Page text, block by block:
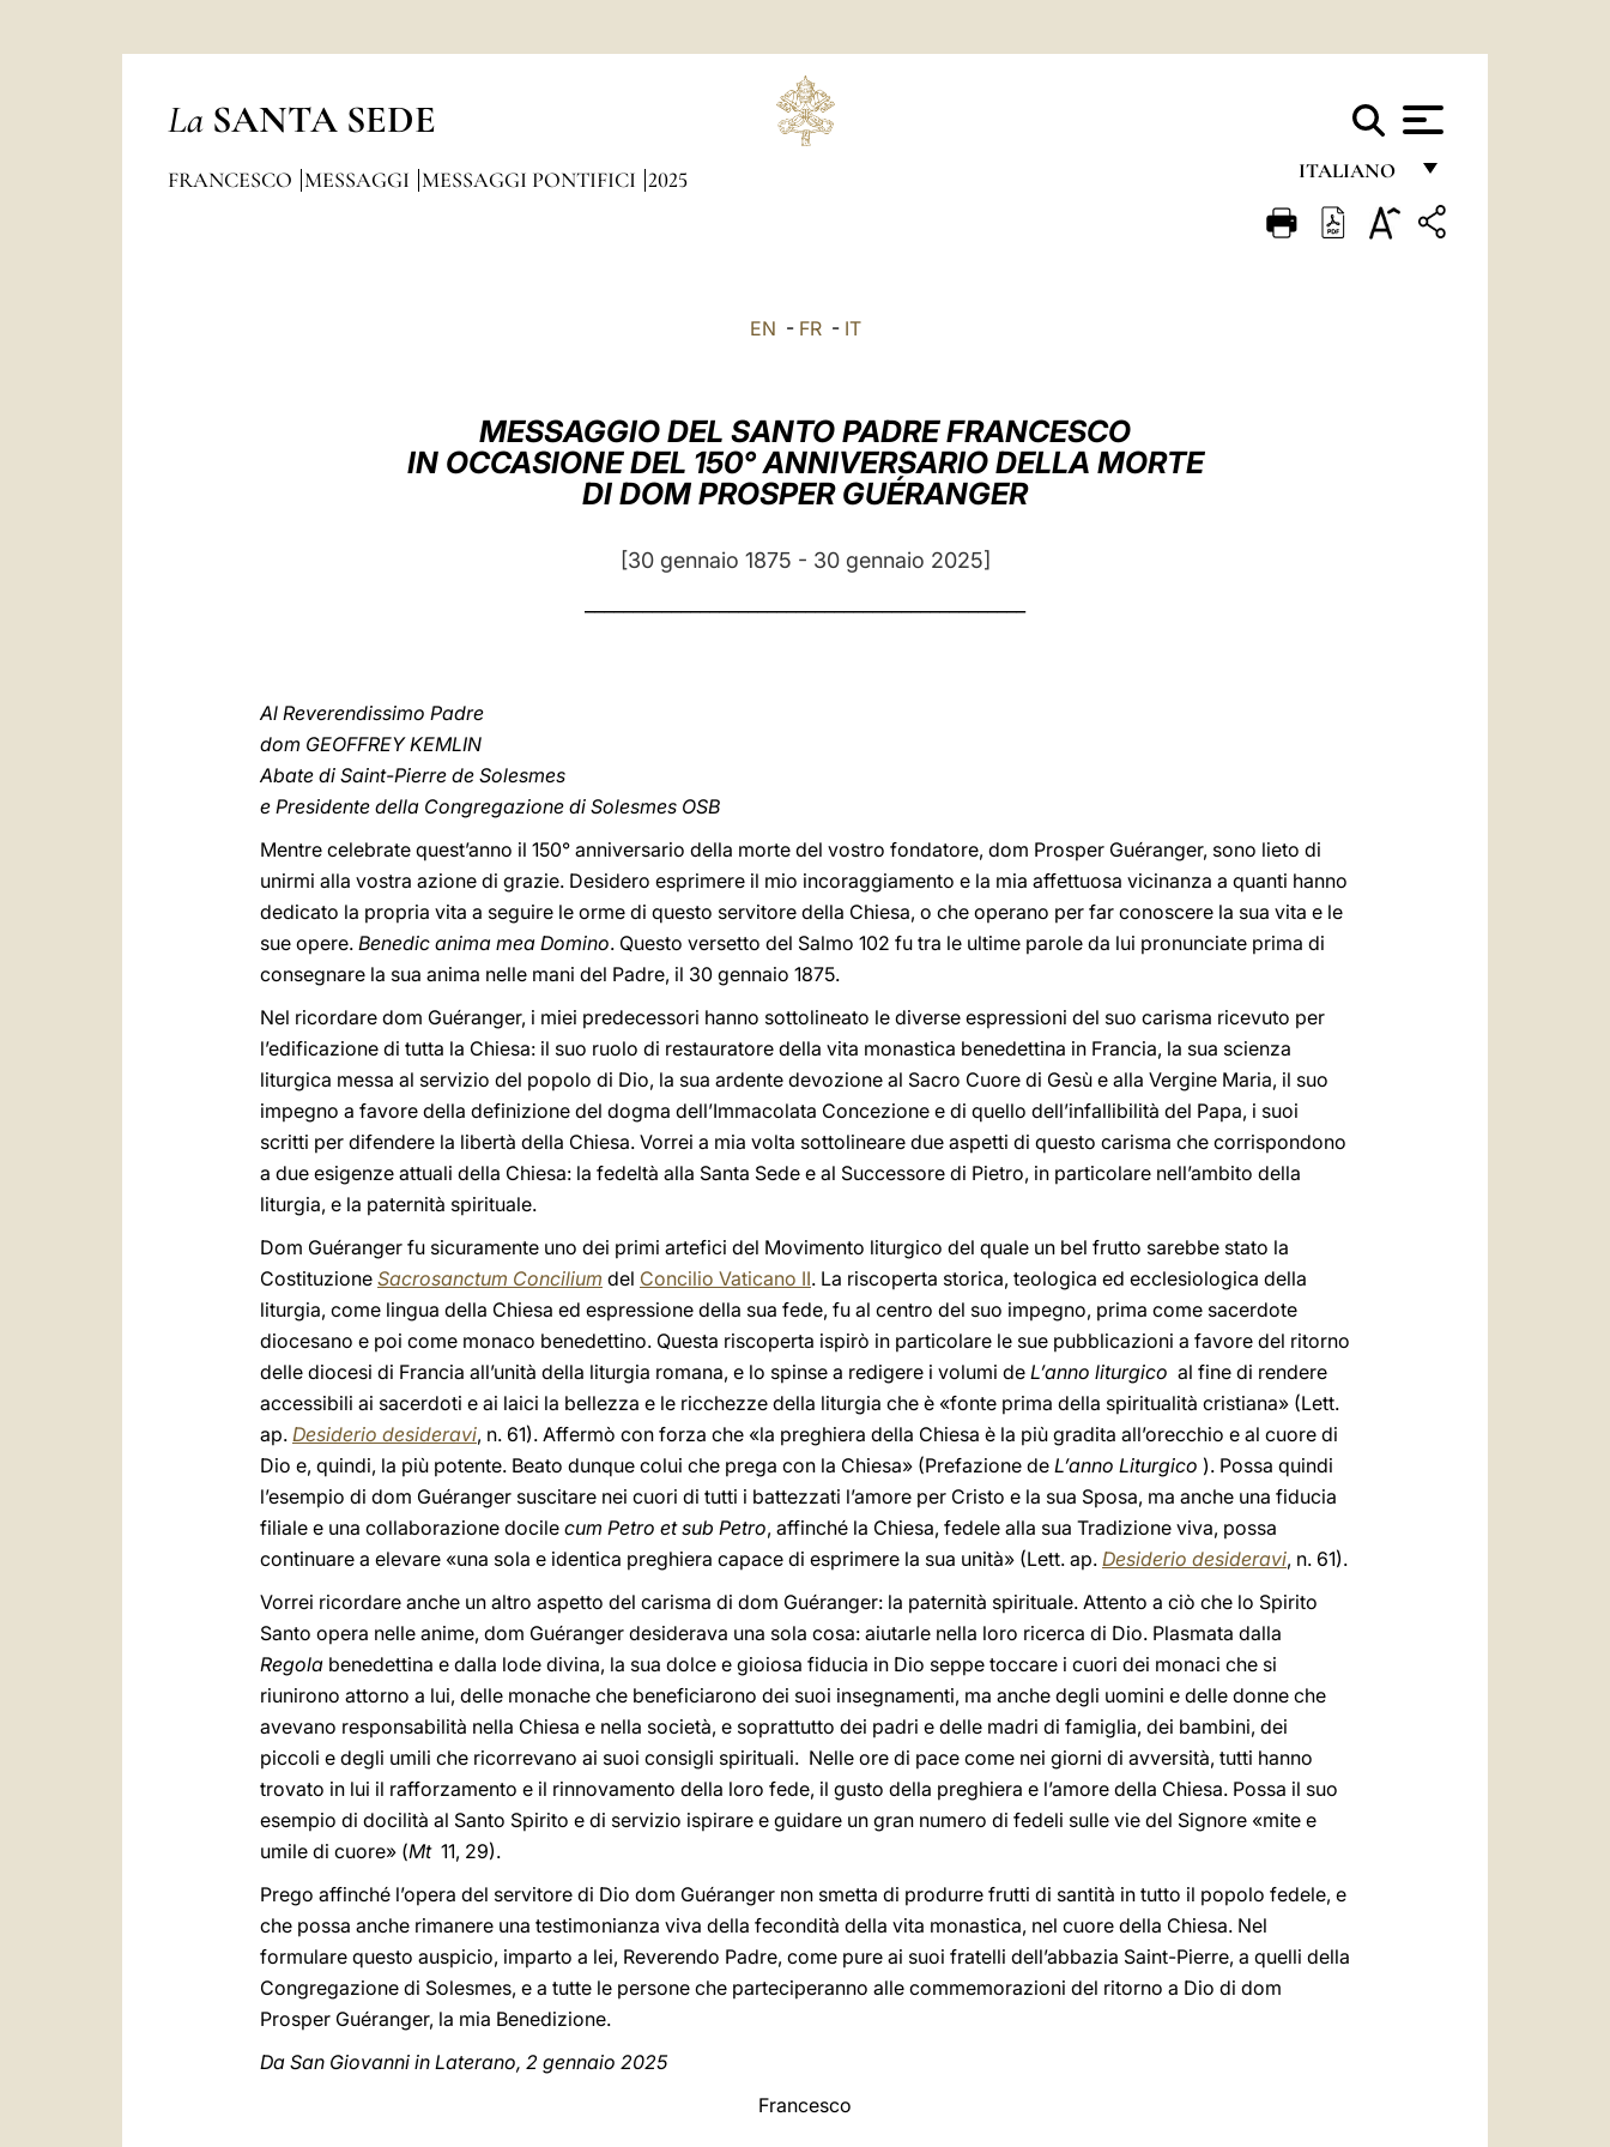
La SANTA SEDE
ITALIANO
FRANÇAIS
FRANCESCO MESSAGGI MESSAGGI PONTIFICI 2025
EN - FR- IT
MESSAGGIO DEL SANTO PADRE FRANCESCO
IN OCCASIONE DEL 150° ANNIVERSARIO DELLA MORTE
DI DOM PROSPER GUÉRANGER
[30 gennaio 1875 - 30 gennaio 2025]
Al Reverendissimo Padre
dom GEOFFREY KEMLIN
Abate di Saint-Pierre de Solesmes
e Presidente della Congregazione di Solesmes OSB
Mentre celebrate quest’anno il 150° anniversario della morte del vostro fondatore, dom Prosper Guéranger, sono lieto di
unirmi alla vostra azione di grazie. Desidero esprimere il mio incoraggiamento e la mia affettuosa vicinanza a quanti hanno
dedicato la propria vita a seguire le orme di questo servitore della Chiesa, o che operano per far conoscere la sua vita e le
sue opere. Benedic anima mea Domino. Questo versetto del Salmo 102 fu tra le ultime parole da lui pronunciate prima di
consegnare la sua anima nelle mani del Padre, il 30 gennaio 1875.
Nel ricordare dom Guéranger, i miei predecessori hanno sottolineato le diverse espressioni del suo carisma ricevuto per
l’edificazione di tutta la Chiesa: il suo ruolo di restauratore della vita monastica benedettina in Francia, la sua scienza
liturgica messa al servizio del popolo di Dio, la sua ardente devozione al Sacro Cuore di Gesù e alla Vergine Maria, il suo
impegno a favore della definizione del dogma dell’Immacolata Concezione e di quello dell’infallibilità del Papa, i suoi
scritti per difendere la libertà della Chiesa. Vorrei a mia volta sottolineare due aspetti di questo carisma che corrispondono
a due esigenze attuali della Chiesa: la fedeltà alla Santa Sede e al Successore di Pietro, in particolare nell’ambito della
liturgia, e la paternità spirituale.
Dom Guéranger fu sicuramente uno dei primi artefici del Movimento liturgico del quale un bel frutto sarebbe stato la
Costituzione Sacrosanctum Concilium del Concilio Vaticano II. La riscoperta storica, teologica ed ecclesiologica della
liturgia, come lingua della Chiesa ed espressione della sua fede, fu al centro del suo impegno, prima come sacerdote
diocesano e poi come monaco benedettino. Questa riscoperta ispirò in particolare le sue pubblicazioni a favore del ritorno
delle diocesi di Francia all’unità della liturgia romana, e lo spinse a redigere i volumi de L’anno liturgico al fine di rendere
accessibili ai sacerdoti e ai laici la bellezza e le ricchezze della liturgia che è «fonte prima della spiritualità cristiana» (Lett.
ap. Desiderio desideravi, n. 61). Affermò con forza che «la preghiera della Chiesa è la più gradita all’orecchio e al cuore di
Dio e, quindi, la più potente. Beato dunque colui che prega con la Chiesa» (Prefazione de L’anno Liturgico ). Possa quindi
l’esempio di dom Guéranger suscitare nei cuori di tutti i battezzati l’amore per Cristo e la sua Sposa, ma anche una fiducia
filiale e una collaborazione docile cum Petro et sub Petro, affinché la Chiesa, fedele alla sua Tradizione viva, possa
continuare a elevare «una sola e identica preghiera capace di esprimere la sua unità» (Lett. ap. Desiderio desideravi, n. 61).
Vorrei ricordare anche un altro aspetto del carisma di dom Guéranger: la paternità spirituale. Attento a ciò che lo Spirito
Santo opera nelle anime, dom Guéranger desiderava una sola cosa: aiutarle nella loro ricerca di Dio. Plasmata dalla
Regola benedettina e dalla lode divina, la sua dolce e gioiosa fiducia in Dio seppe toccare i cuori dei monaci che si
riunirono attorno a lui, delle monache che beneficiarono dei suoi insegnamenti, ma anche degli uomini e delle donne che
avevano responsabilità nella Chiesa e nella società, e soprattutto dei padri e delle madri di famiglia, dei bambini, dei
piccoli e degli umili che ricorrevano ai suoi consigli spirituali. Nelle ore di pace come nei giorni di avversità, tutti hanno
trovato in lui il rafforzamento e il rinnovamento della loro fede, il gusto della preghiera e l’amore della Chiesa. Possa il suo
esempio di docilità al Santo Spirito e di servizio ispirare e guidare un gran numero di fedeli sulle vie del Signore «mite e
umile di cuore» (Mt 11, 29).
Prego affinché l’opera del servitore di Dio dom Guéranger non smetta di produrre frutti di santità in tutto il popolo fedele, e
che possa anche rimanere una testimonianza viva della fecondità della vita monastica, nel cuore della Chiesa. Nel
formulare questo auspicio, imparto a lei, Reverendo Padre, come pure ai suoi fratelli dell’abbazia Saint-Pierre, a quelli della
Congregazione di Solesmes, e a tutte le persone che parteciperanno alle commemorazioni del ritorno a Dio di dom
Prosper Guéranger, la mia Benedizione.
Da San Giovanni in Laterano, 2 gennaio 2025
Francesco